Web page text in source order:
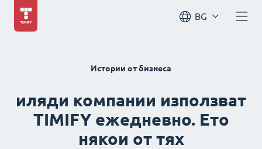
BG
Истории от бизнеса
иляди компании използват
TIMIFY ежедневно. Ето
някои от тях